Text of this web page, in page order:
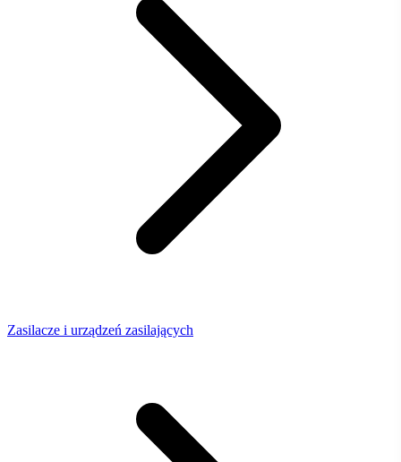
Zasilacze i urządzeń zasilających